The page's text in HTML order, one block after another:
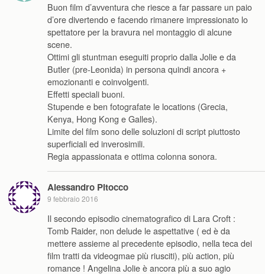
Buon film d’avventura che riesce a far passare un paio
d’ore divertendo e facendo rimanere impressionato lo
spettatore per la bravura nel montaggio di alcune
scene.
Ottimi gli stuntman eseguiti proprio dalla Jolie e da
Butler (pre-Leonida) in persona quindi ancora +
emozionanti e coinvolgenti.
Effetti speciali buoni.
Stupende e ben fotografate le locations (Grecia,
Kenya, Hong Kong e Galles).
Limite del film sono delle soluzioni di script piuttosto
superficiali ed inverosimili.
Regia appassionata e ottima colonna sonora.
Alessandro Pitocco
9 febbraio 2016
Il secondo episodio cinematografico di Lara Croft :
Tomb Raider, non delude le aspettative ( ed è da
mettere assieme al precedente episodio, nella teca dei
film tratti da videogmae più riusciti), più action, più
romance ! Angelina Jolie è ancora più a suo agio